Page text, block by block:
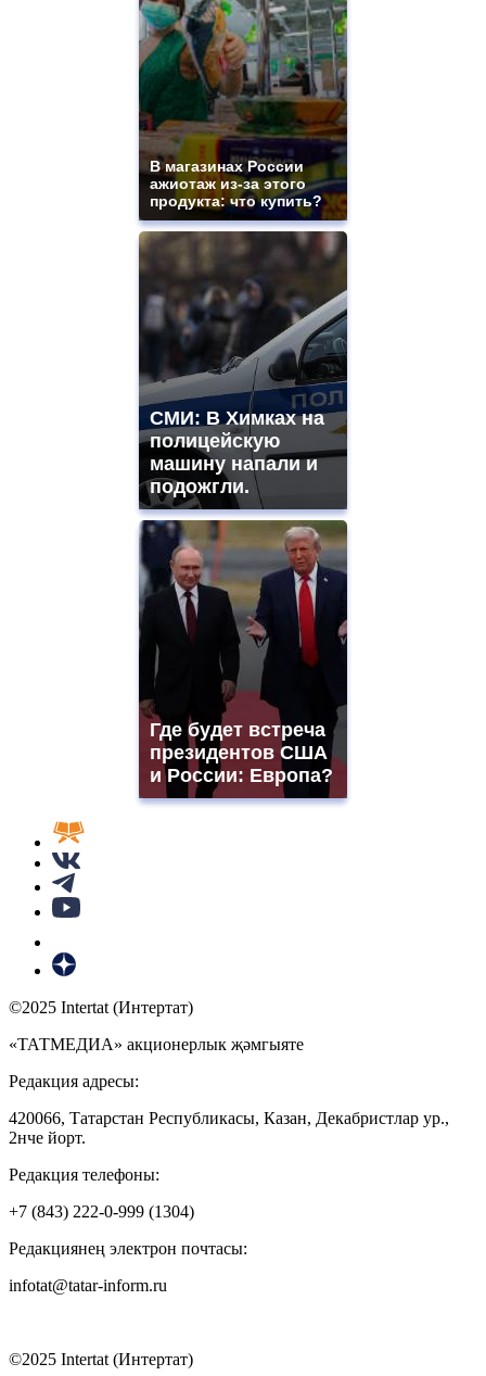
В магазинах России
ажиотаж из-за этого
продукта: что купить?
СМИ: В Химках на
полицейскую
машину напали и
подожгли.
Где будет встреча
президентов США
и России: Европа?
©2025 Intertat (Интертат)
«ТАТМЕДИА» акционерлык җәмгыяте
Редакция адресы:
420066, Татарстан Республикасы, Казан, Декабристлар ур.,
2нче йорт.
Редакция телефоны:
+7 (843) 222-0-999 (1304)
Редакциянең электрон почтасы:
infotat@tatar-inform.ru
©2025 Intertat (Интертат)